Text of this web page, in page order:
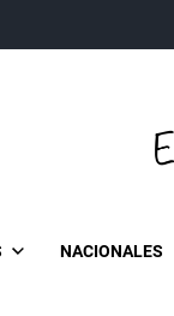
NACIONALES